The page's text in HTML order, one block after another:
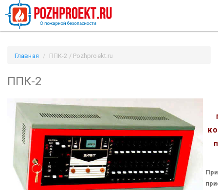
Главная ППК-2 / Pozhproekt.ru
ППК-2